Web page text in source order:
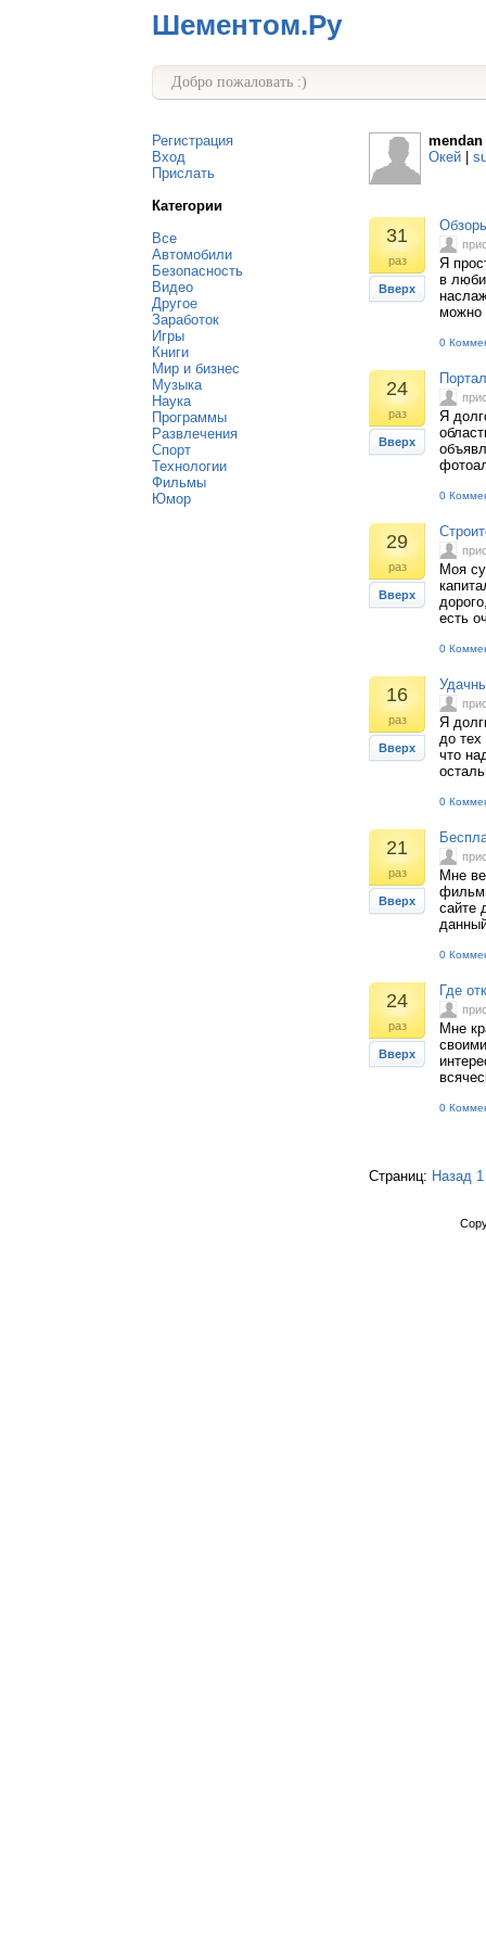
Шементом.Ру
Добро пожаловать :)
Регистрация
Вход
Прислать
Категории
Все
Автомобили
Безопасность
Видео
Другое
Заработок
Игры
Книги
Мир и бизнес
Музыка
Наука
Программы
Развлечения
Спорт
Технологии
Фильмы
Юмор
mendan
Окей
31
раз
Вверх
Я
в
можно
0
24
раз
Вверх
Я
0
29
раз
Вверх
Моя
есть
0
16
раз
Вверх
Я
до тех
что
0
21
раз
Вверх
Мне
сайте
0
24
раз
Вверх
Где
Мне
0
Страниц: Назад 1